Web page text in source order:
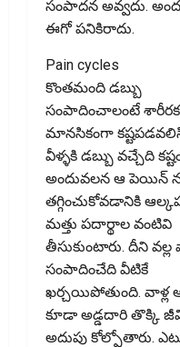
సంపాదన అవ్వదు.
ఈగో పనికిరాదు.
Pain cycles
కొంతమంది డబ్బు
సంపాదించాలంటే
మానసికంగా కష్టపడవలిసి
వీళ్ళకి డబ్బు వచ్చేది
అందువలన ఆ పెయిన్
తగ్గించుకోవడానికి
మ‌త్తు ప‌దార్థాల వంటివి
తీసుకుంటారు. దీని వ‌ల్ల
సంపాదించేది వీటికే
ఖ‌ర్చ‌యిపోతుంది. వాళ్ల
కూడా అడ్డ‌దారి తొక్కి
అదుపు కోల్పోతారు.